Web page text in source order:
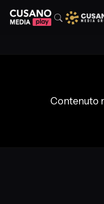
Contenuto